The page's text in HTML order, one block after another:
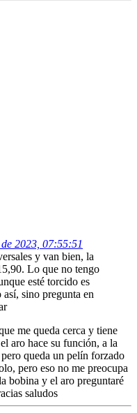
2023, 07:55:51
y van bien, la
Lo que no tengo
esté torcido es
sino pregunta en
me queda cerca y tiene
aro hace su función, a la
queda un pelín forzado
pero eso no me preocupa
bobina y el aro preguntaré
saludos